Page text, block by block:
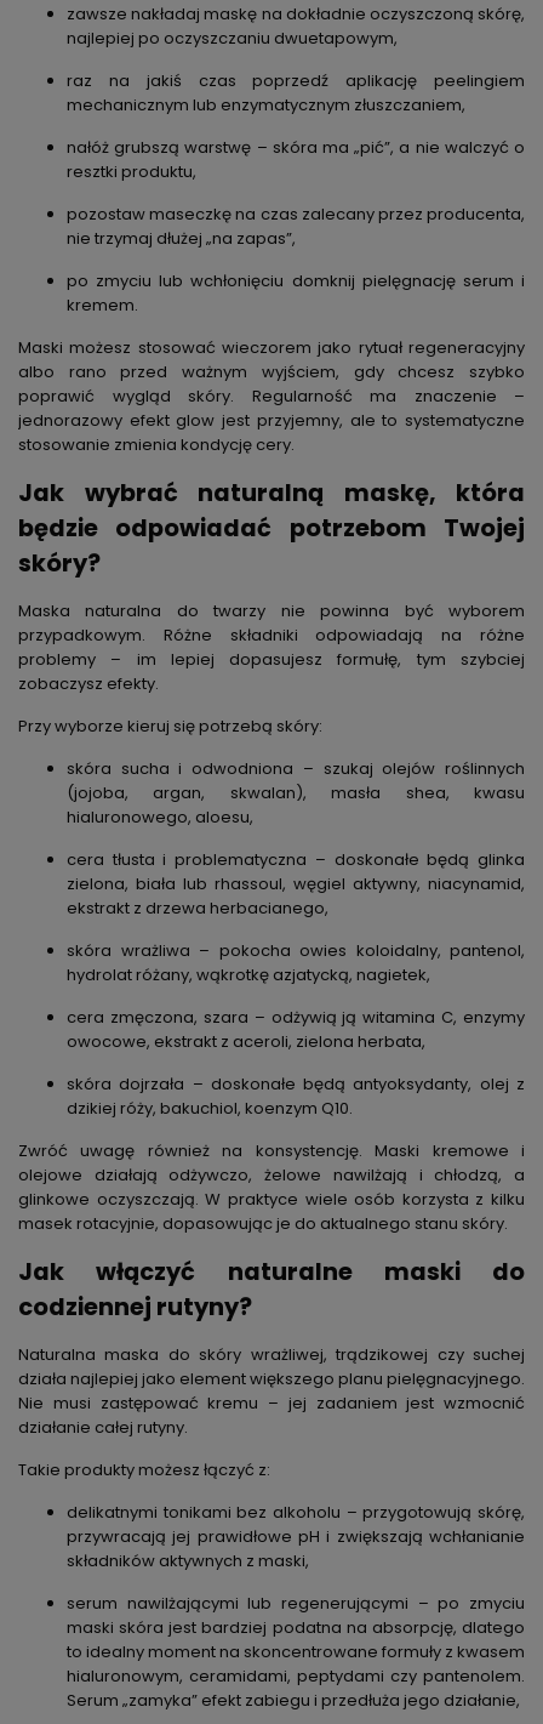
zawsze nakładaj maskę na dokładnie oczyszczoną skórę,
najlepiej po oczyszczaniu dwuetapowym,
raz na jakiś czas poprzedź aplikację peelingiem
mechanicznym lub enzymatycznym złuszczaniem,
nałóż grubszą warstwę – skóra ma „pić”, a nie walczyć o
resztki produktu,
pozostaw maseczkę na czas zalecany przez producenta,
nie trzymaj dłużej „na zapas”,
po zmyciu lub wchłonięciu domknij pielęgnację serum i
kremem.
Maski możesz stosować wieczorem jako rytuał regeneracyjny
albo rano przed ważnym wyjściem, gdy chcesz szybko
poprawić wygląd skóry. Regularność ma znaczenie –
jednorazowy efekt glow jest przyjemny, ale to systematyczne
stosowanie zmienia kondycję cery.
Jak wybrać naturalną maskę, która
będzie odpowiadać potrzebom Twojej
skóry?
Maska naturalna do twarzy nie powinna być wyborem
przypadkowym. Różne składniki odpowiadają na różne
problemy – im lepiej dopasujesz formułę, tym szybciej
zobaczysz efekty.
Przy wyborze kieruj się potrzebą skóry:
skóra sucha i odwodniona – szukaj olejów roślinnych
(jojoba, argan, skwalan), masła shea, kwasu
hialuronowego, aloesu,
cera tłusta i problematyczna – doskonałe będą glinka
zielona, biała lub rhassoul, węgiel aktywny, niacynamid,
ekstrakt z drzewa herbacianego,
skóra wrażliwa – pokocha owies koloidalny, pantenol,
hydrolat różany, wąkrotkę azjatycką, nagietek,
cera zmęczona, szara – odżywią ją witamina C, enzymy
owocowe, ekstrakt z aceroli, zielona herbata,
skóra dojrzała – doskonałe będą antyoksydanty, olej z
dzikiej róży, bakuchiol, koenzym Q10.
Zwróć uwagę również na konsystencję. Maski kremowe i
olejowe działają odżywczo, żelowe nawilżają i chłodzą, a
glinkowe oczyszczają. W praktyce wiele osób korzysta z kilku
masek rotacyjnie, dopasowując je do aktualnego stanu skóry.
Jak włączyć naturalne maski do
codziennej rutyny?
Naturalna maska do skóry wrażliwej, trądzikowej czy suchej
działa najlepiej jako element większego planu pielęgnacyjnego.
Nie musi zastępować kremu – jej zadaniem jest wzmocnić
działanie całej rutyny.
Takie produkty możesz łączyć z:
delikatnymi tonikami bez alkoholu – przygotowują skórę,
przywracają jej prawidłowe pH i zwiększają wchłanianie
składników aktywnych z maski,
serum nawilżającymi lub regenerującymi – po zmyciu
maski skóra jest bardziej podatna na absorpcję, dlatego
to idealny moment na skoncentrowane formuły z kwasem
hialuronowym, ceramidami, peptydami czy pantenolem.
Serum „zamyka” efekt zabiegu i przedłuża jego działanie,